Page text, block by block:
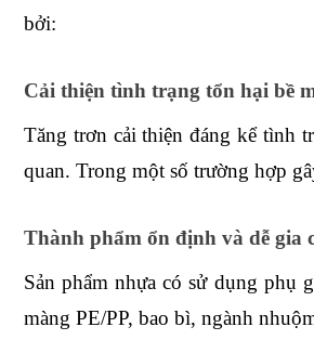
bởi:
Cải thiện tình trạng tổn hại bề
Tăng trơn cải thiện đáng kể tình
quan. Trong một số trường hợp
Thành phẩm ổn định và dễ gia
Sản phẩm nhựa có sử dụng phụ
màng PE/PP, bao bì, ngành